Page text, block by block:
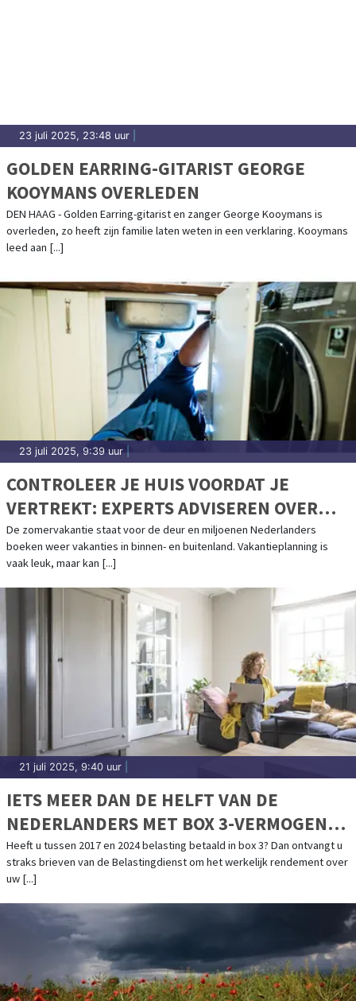
23 juli 2025, 23:48 uur
GOLDEN EARRING-GITARIST GEORGE
KOOYMANS OVERLEDEN
DEN HAAG - Golden Earring-gitarist en zanger George Kooymans is
overleden, zo heeft zijn familie laten weten in een verklaring. Kooymans
leed aan [...]
23 juli 2025, 9:39 uur|
CONTROLEER JE HUIS VOORDAT JE
VERTREKT: EXPERTS ADVISEREN OVER
HET VOORKOMEN VAN WATERSCHADE
TIJDENS DE VAKANTIE
De zomervakantie staat voor de deur en miljoenen Nederlanders
boeken weer vakanties in binnen- en buitenland. Vakantieplanning is
vaak leuk, maar kan [...]
21 juli 2025, 9:40 uur
IETS MEER DAN DE HELFT VAN DE
NEDERLANDERS MET BOX 3-VERMOGEN
VERWACHT GELD TERUG
Heeft u tussen 2017 en 2024 belasting betaald in box 3? Dan ontvangt u
straks brieven van de Belastingdienst om het werkelijk rendement over
uw [...]